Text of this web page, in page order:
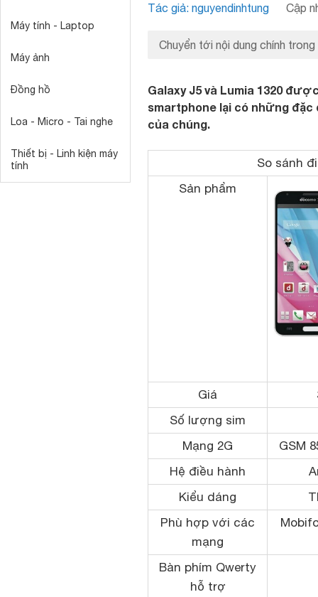
Máy tính - Laptop
Máy ảnh
Đồng hồ
Loa - Micro - Tai nghe
Thiết bị - Linh kiện máy
tính
Tác giả: nguyendinhtung Cập
Chuyển tới nội dung chính trong
Galaxy J5 và Lumia 1320
smartphone lại có những
của chúng.
So sánh
Sản phẩm
Giá
Số lượng sim
Mạng 2G
GSM
Hệ điều hành
Kiểu dáng
Phù hợp với các
mạng
Bàn phím Qwerty
hỗ trợ